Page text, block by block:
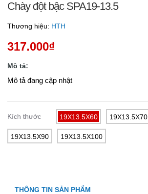
Chày đột bậc SPA19-13.5
Thương hiệu: HTH
317.000₫
Mô tả:
Mô tả đang cập nhật
Kích thước 19X13.5X60 19X13.5X70
19X13.5X90 19X13.5X100
THÔNG TIN SẢN PHẨM